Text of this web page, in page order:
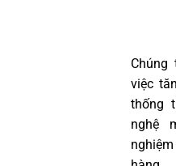
việc
thống
nghệ